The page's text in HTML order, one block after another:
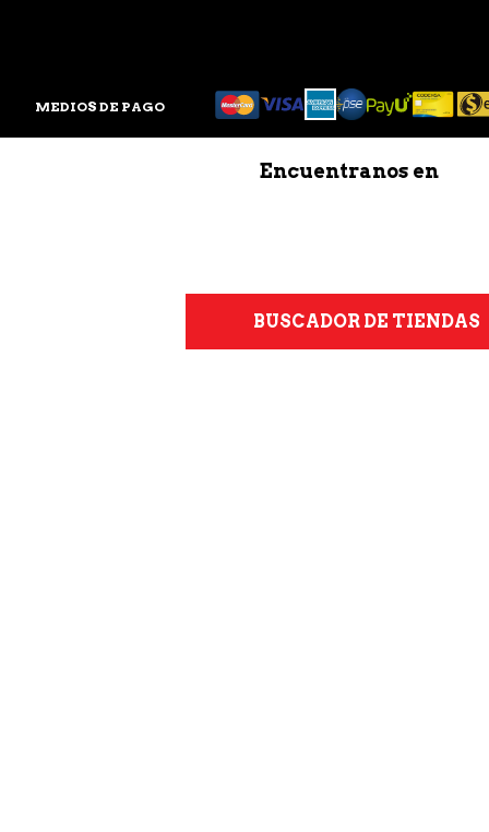
Encuentranos en
BUSCADOR DE TIENDAS
MEDIOS DE PAGO